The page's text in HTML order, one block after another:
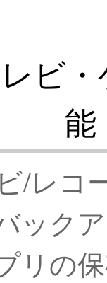
ビ
能
/レコ
ック
リの